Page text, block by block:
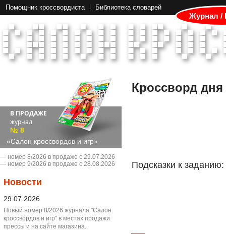
Помощник кроссвордиста Библиотека словарей
Журнал /
В ПРОДАЖЕ
журнал
№ 8
«Салон кроссвордов и игр»
― номер 8/2026 в продаже с 29.07.2026
― номер 9/2026 в продаже с 28.08.2026
Новости
29.07.2026
Новый номер 8/2026 журнала "Салон
кроссвордов и игр" в местах продажи
прессы и на сайте магазина.
Кроссворд дня
Подсказки к заданию: